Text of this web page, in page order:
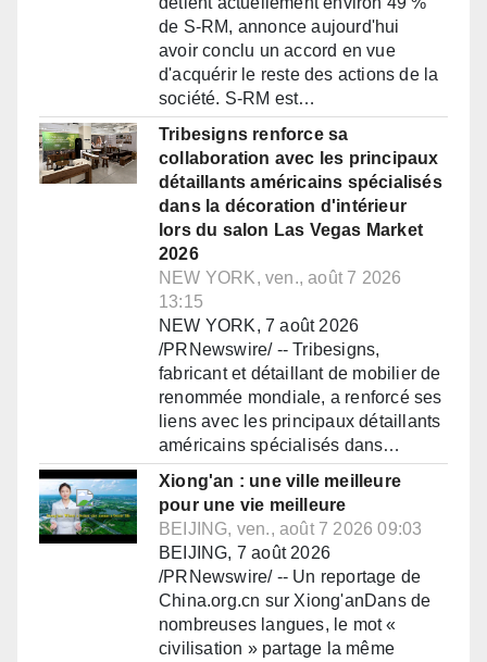
de S-RM, annonce aujourd'hui
avoir conclu un accord en vue
d'acquérir le reste des actions de la
société. S-RM est…
Tribesigns renforce sa
collaboration avec les principaux
détaillants américains spécialisés
dans la décoration d'intérieur
lors du salon Las Vegas Market
2026
NEW YORK, ven., août 7 2026
13:15
NEW YORK, 7 août 2026
/PRNewswire/ -- Tribesigns,
fabricant et détaillant de mobilier de
renommée mondiale, a renforcé ses
liens avec les principaux détaillants
américains spécialisés dans…
Xiong'an : une ville meilleure
pour une vie meilleure
BEIJING, ven., août 7 2026 09:03
BEIJING, 7 août 2026
/PRNewswire/ -- Un reportage de
China.org.cn sur Xiong'anDans de
nombreuses langues, le mot «
civilisation » partage la même